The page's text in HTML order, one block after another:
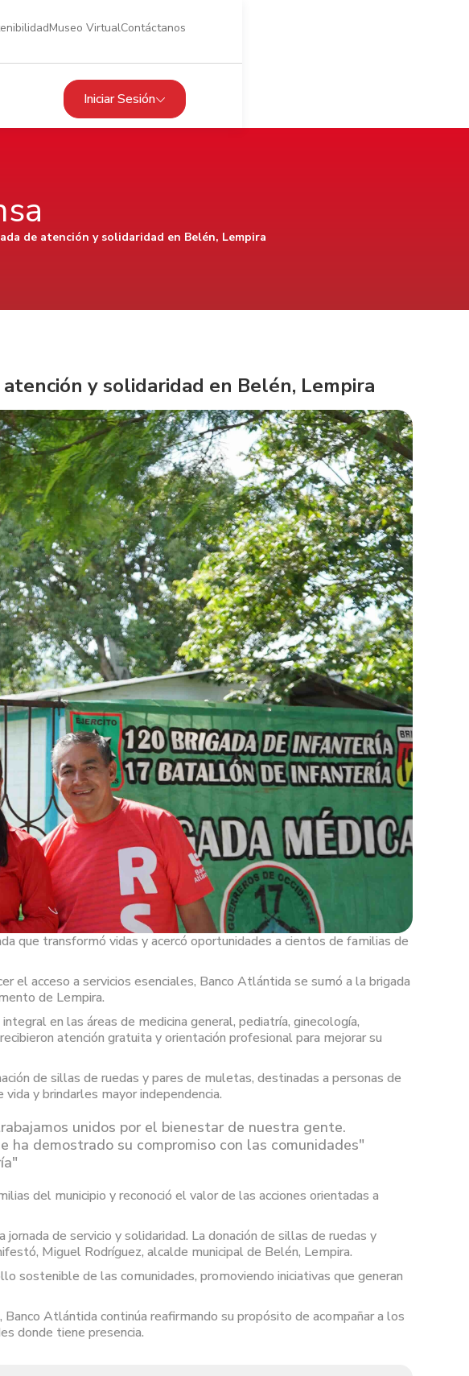
Museo VirtualContáctanos
Iniciar Sesión
de atención y solidaridad en Belén, Lempira
y solidaridad en Belén, Lempira
que transformó vidas y acercó oportunidades a cientos de familias de
el acceso a servicios esenciales, Banco Atlántida se sumó a la brigada
de Lempira.
en las áreas de medicina general, pediatría, ginecología,
atención gratuita y orientación profesional para mejorar su
de sillas de ruedas y pares de muletas, destinadas a personas de
y brindarles mayor independencia.
unidos por el bienestar de nuestra gente.
demostrado su compromiso con las comunidades"
del municipio y reconoció el valor de las acciones orientadas a
de servicio y solidaridad. La donación de sillas de ruedas y
Miguel Rodríguez, alcalde municipal de Belén, Lempira.
sostenible de las comunidades, promoviendo iniciativas que generan
Atlántida continúa reafirmando su propósito de acompañar a los
donde tiene presencia.